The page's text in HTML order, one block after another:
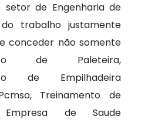
setor de Engenharia de
trabalho justamente
conceder não somente
de Paleteira,
de Empilhadeira
Treinamento de
de Saude